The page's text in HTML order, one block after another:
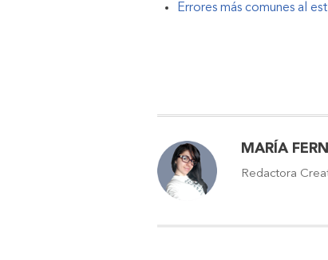
Errores más comunes al
MARÍA
Redactora